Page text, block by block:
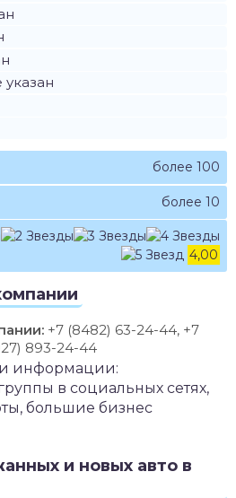
указан
более 100
более 10
4,00
+7 (8482) 63-24-44, +7
893-24-44
информации:
в социальных сетях,
большие бизнес
и новых авто в